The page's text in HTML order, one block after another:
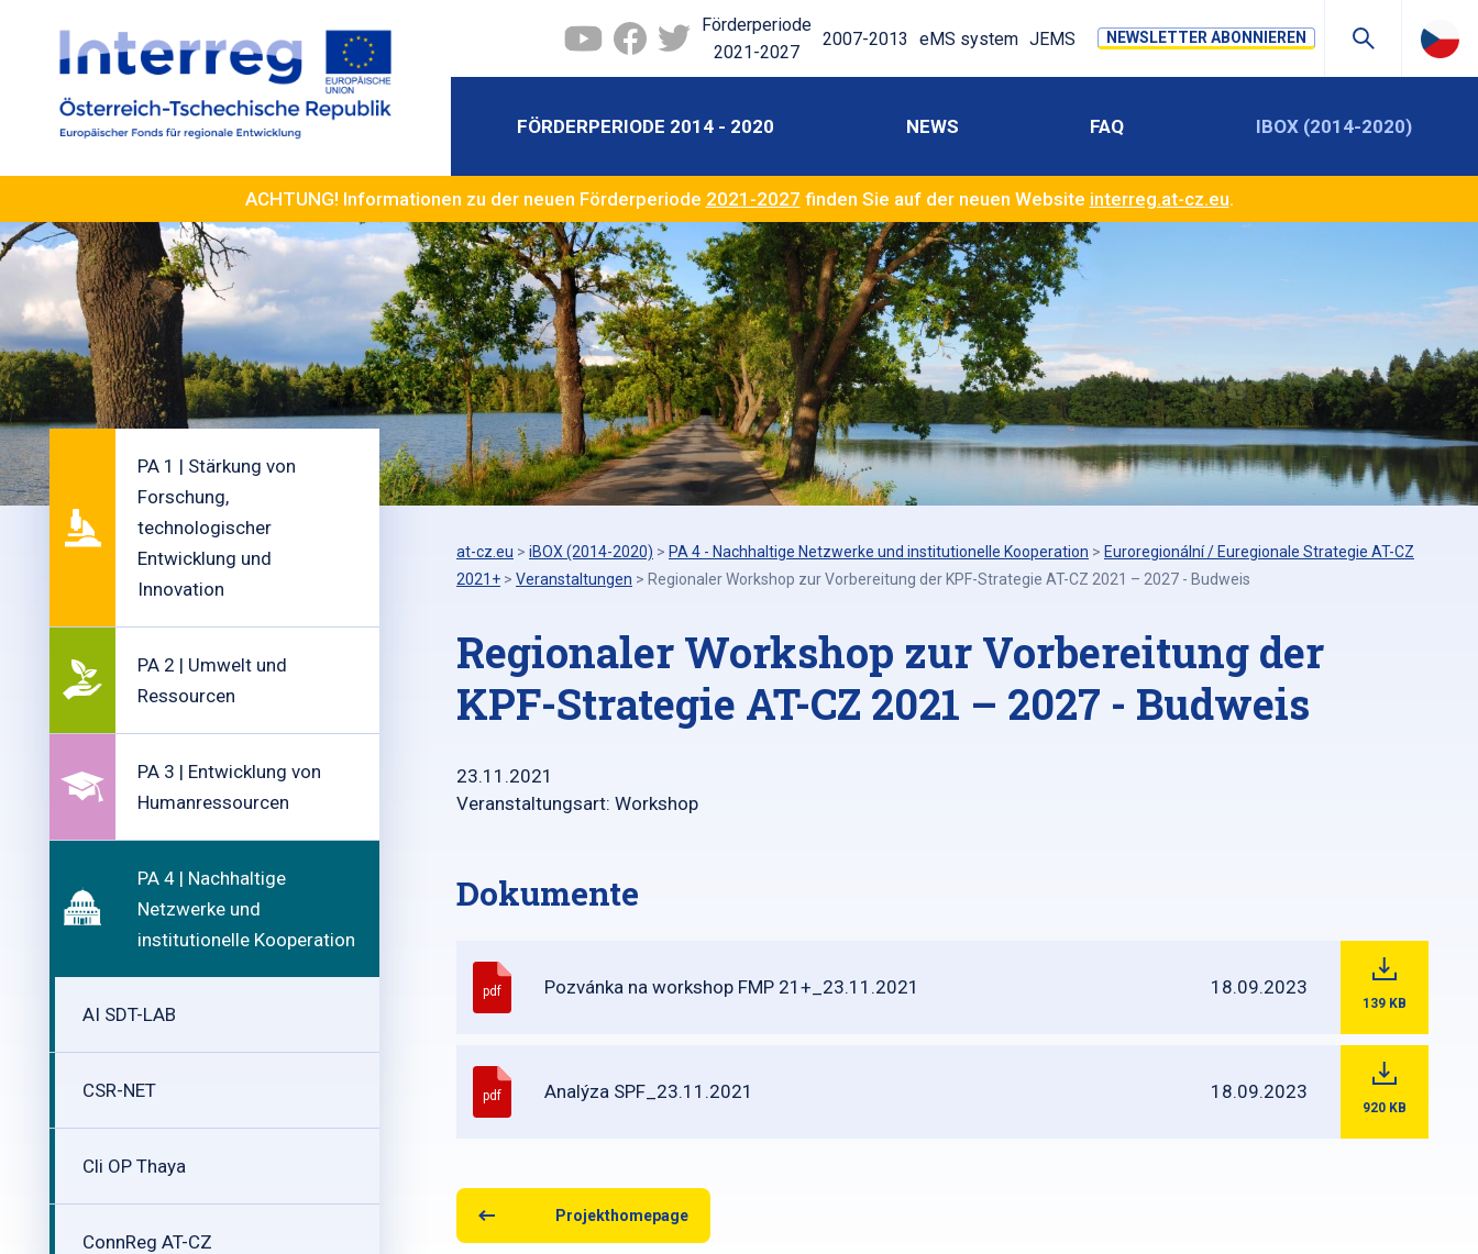
Förderperiode
2021-2027
2007-2013 eMS system JEMS NEWSLETTER ABONNIEREN
FÖRDERPERIODE 2014 - 2020 NEWS FAQ IBOX (2014-2020)
ACHTUNG! Informationen zu der neuen Förderperiode 2021-2027 finden Sie auf der neuen Website interreg.at-cz.eu.
PA 1 | Stärkung von
Forschung,
technologischer
Entwicklung und
Innovation
PA 2 | Umwelt und
Ressourcen
PA 3 | Entwicklung von
Humanressourcen
PA 4 | Nachhaltige
Netzwerke und
institutionelle Kooperation
AI SDT-LAB
CSR-NET
Cli OP Thaya
ConnReg AT-CZ
at-cz.eu > iBOX (2014-2020) > PA 4 - Nachhaltige Netzwerke und institutionelle Kooperation > Euroregionální / Euregionale Strategie AT-CZ
2021+ > Veranstaltungen > Regionaler Workshop zur Vorbereitung der KPF-Strategie AT-CZ 2021 – 2027 - Budweis
Regionaler Workshop zur Vorbereitung der
KPF-Strategie AT-CZ 2021 – 2027 - Budweis
23.11.2021
Veranstaltungsart: Workshop
Dokumente
pdf Pozvánka na workshop FMP 21+_23.11.2021 18.09.2023
139 KB
pdf Analýza SPF_23.11.2021 18.09.2023
920 KB
Projekthomepage